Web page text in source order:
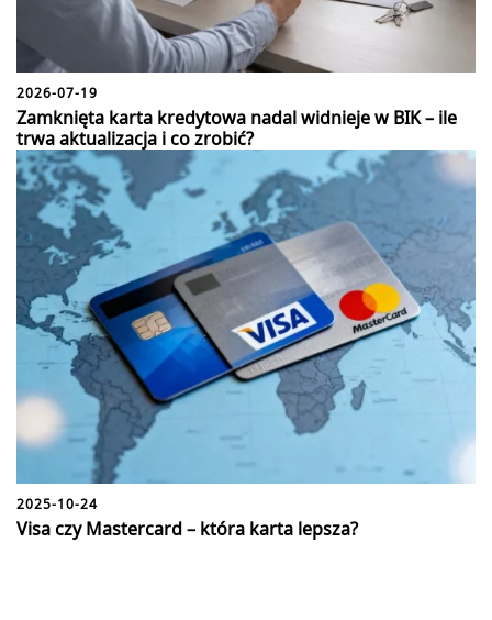
2026-07-19
Zamknięta karta kredytowa nadal widnieje w BIK – ile
trwa aktualizacja i co zrobić?
2025-10-24
Visa czy Mastercard – która karta lepsza?